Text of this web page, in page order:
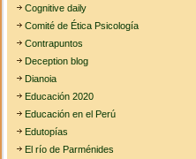
Cognitive daily
Comité de Ética Psicología
Contrapuntos
Deception blog
Dianoia
Educación 2020
Educación en el Perú
Edutopías
El río de Parménides